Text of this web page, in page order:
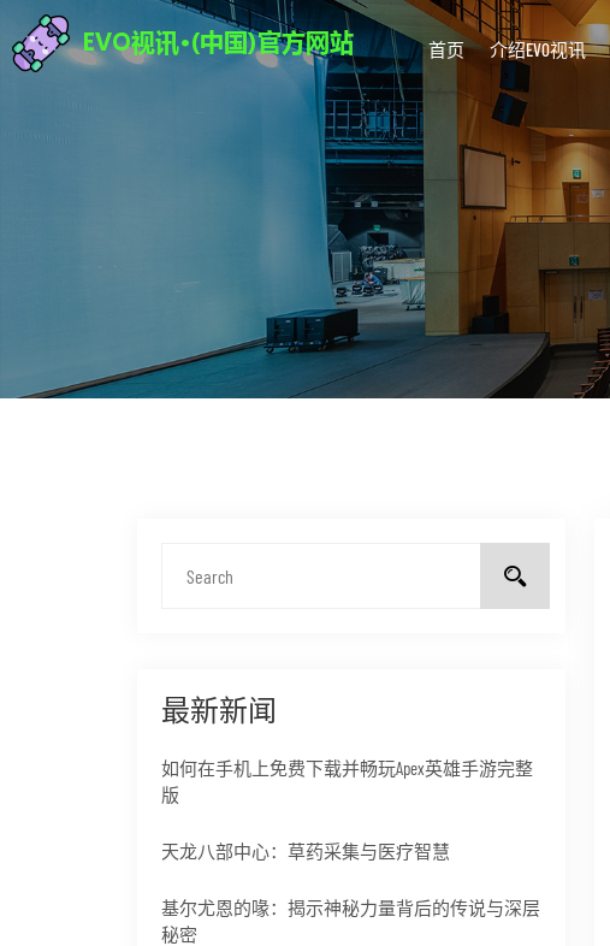
首页 介绍EVO视讯
最新新闻
如何在手机上免费下载并畅玩Apex英雄手游完整
版
天龙八部中心：草药采集与医疗智慧
基尔尤恩的喙：揭示神秘力量背后的传说与深层
秘密